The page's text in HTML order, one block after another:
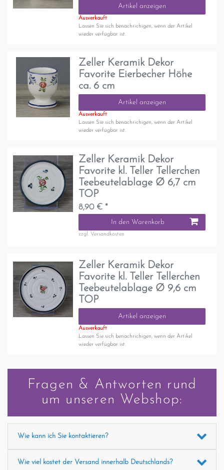
Artikel anzeigen
Ausverkauft
Lassen Sie sich benachrichigen, wenn der Artikel
wieder verfügbar ist.
Zeller Keramik Dekor
Favorite Eierbecher Höhe
ca. 6 cm
Artikel anzeigen
Ausverkauft
Lassen Sie sich benachrichigen, wenn der Artikel
wieder verfügbar ist.
Zeller Keramik Dekor
Favorite kl. Teller Tellerchen
Teebeutelablage Ø 6,7 cm
TOP
8,90 € *
In den Warenkorb
zzgl. Versandkosten
Zeller Keramik Dekor
Favorite kl. Teller Tellerchen
Teebeutelablage Ø 9,6 cm
TOP
Artikel anzeigen
Ausverkauft
Lassen Sie sich benachrichigen, wenn der Artikel
wieder verfügbar ist.
Fragen & Antworten rund
um unseren Webshop:
Wie kann ich Sie kontaktieren?
Wie viel kostet der Versand innerhalb Deutschlands?